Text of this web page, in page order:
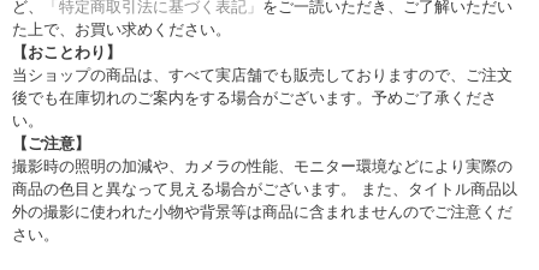
ど、
「特定商取引法に基づく表記」 をご一読いただき、ご了解いただい
た上で、お買い求めください。
【おことわり】
当ショップの商品は、すべて実店舗でも販売しておりますので、ご注文
後でも在庫切れのご案内をする場合がございます。予めご了承くださ
い。
【ご注意】
撮影時の照明の加減や、カメラの性能、モニター環境などにより実際の
商品の色目と異なって見える場合がございます。 また、タイトル商品以
外の撮影に使われた小物や背景等は商品に含まれませんのでご注意くだ
さい。